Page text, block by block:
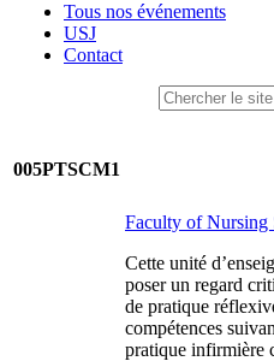
Tous nos événements
USJ
Contact
005PTSCM1
Faculty of Nursing
Cette unité
poser un regard
de pratique
compétences
pratique infirmière